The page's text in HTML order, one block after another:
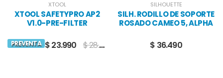
XTOOL
XTOOL SAFETYPRO AP2
V1.0-PRE-FILTER
PREVENTA $ 23.990 $ 28.990
SILHOUETTE
SILH. RODILLO DE SOPORTE
ROSADO CAMEO 5, ALPHA
$ 36.490